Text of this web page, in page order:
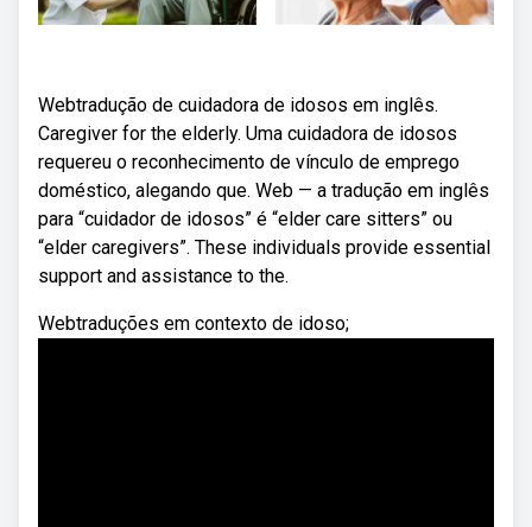
Webtradução de cuidadora de idosos em inglês.
Caregiver for the elderly. Uma cuidadora de idosos
requereu o reconhecimento de vínculo de emprego
doméstico, alegando que. Web — a tradução em inglês
para “cuidador de idosos” é “elder care sitters” ou
“elder caregivers”. These individuals provide essential
support and assistance to the.
Webtraduções em contexto de idoso;